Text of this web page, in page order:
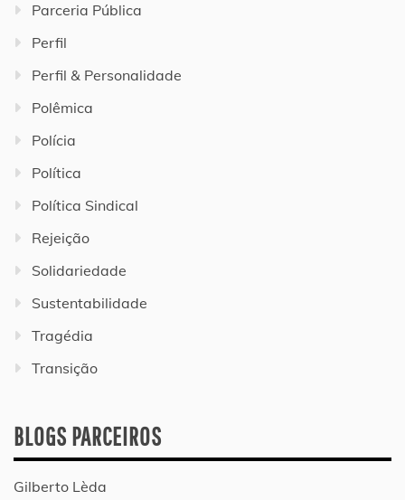
Parceria Pública
Perfil
Perfil & Personalidade
Polêmica
Polícia
Política
Política Sindical
Rejeição
Solidariedade
Sustentabilidade
Tragédia
Transição
BLOGS PARCEIROS
Gilberto Lèda